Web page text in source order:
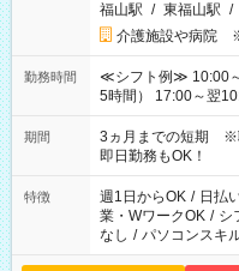
福山駅 / 東福山駅 /
介護施設や病院
勤務時間
≪シフト例≫ 10:00
5時間） 17:00～翌10:00（実
働く時間は調整でき
期間
3ヵ月までの短期 ※
即日勤務もOK！
特徴 週1日からOK / 日払
業・WワークOK / シ
なし / パソコンスキ